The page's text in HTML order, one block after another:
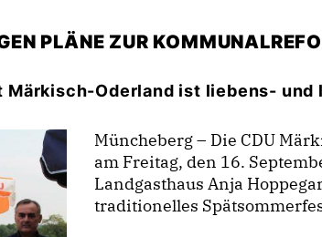
PLÄNE ZUR
Märkisch-Oderland ist liebens- und
Müncheberg – Die CDU
am Freitag, den 16.
Landgasthaus Anja
traditionelles